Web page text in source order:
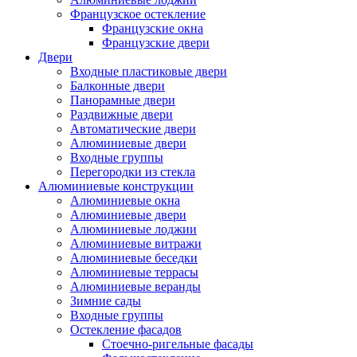
Французское остекление
Французские окна
Французские двери
Двери
Входные пластиковые двери
Балконные двери
Панорамные двери
Раздвижные двери
Автоматические двери
Алюминиевые двери
Входные группы
Перегородки из стекла
Алюминиевые конструкции
Алюминиевые окна
Алюминиевые двери
Алюминиевые лоджии
Алюминиевые витражи
Алюминиевые беседки
Алюминиевые террасы
Алюминиевые веранды
Зимние сады
Входные группы
Остекление фасадов
Стоечно-ригельные фасады